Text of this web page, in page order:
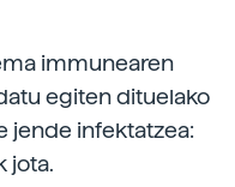
immunearen
egiten dituelako
jende infektatzea:
jota.